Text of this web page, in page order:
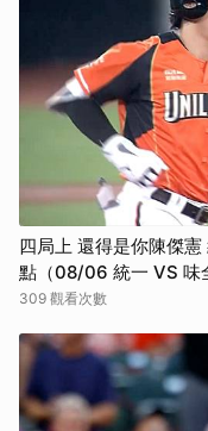
四局上 還得是你陳傑
點（08/06 統一 VS 味
309 觀看次數